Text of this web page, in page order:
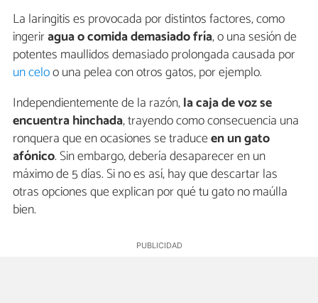
La laringitis es provocada por distintos factores, como
ingeriragua o comida demasiado fría, o una sesión de
potentes maullidos demasiado prolongada causada por
un celoo una pelea con otros gatos, por ejemplo.
Independientemente de la razón,la caja de voz se
encuentra hinchada, trayendo como consecuencia una
ronquera que en ocasiones se traduceen ungato
afónico. Sin embargo, debería desaparecer en un
máximo de 5 días. Si no es así, hay que descartar las
otras opciones que explican por qué tu gato no maúlla
bien.